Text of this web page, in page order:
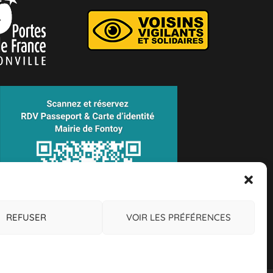
REFUSER VOIR LES PRÉFÉRENCES